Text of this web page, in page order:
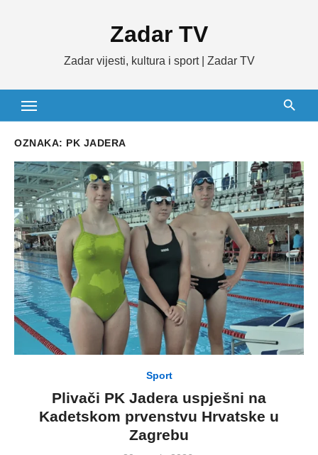
Zadar TV
Zadar vijesti, kultura i sport | Zadar TV
OZNAKA: PK JADERA
Sport
Plivači PK Jadera uspješni na
Kadetskom prvenstvu Hrvatske u
Zagrebu